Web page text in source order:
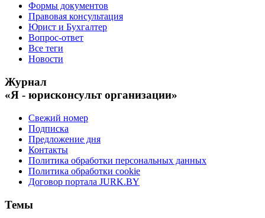
Формы документов
Правовая консультация
Юрист и Бухгалтер
Вопрос-ответ
Все теги
Новости
Журнал
«Я - юрисконсульт организации»
Свежий номер
Подписка
Предложение дня
Контакты
Политика обработки персональных данных
Политика обработки cookie
Договор портала JURK.BY
Темы